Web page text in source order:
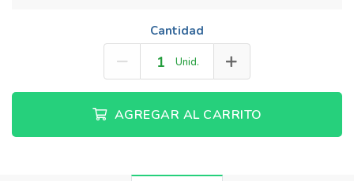
Cantidad
Unid.
AGREGAR AL CARRITO